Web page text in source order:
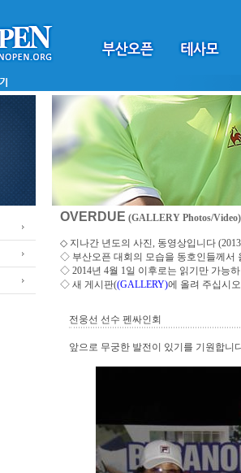
OVERDUE (GALLERY Photos/Video)
◇ 지나간 년도의 사진, 동영상입니다
◇ 부산오픈 대회의 모습을 동호인들께서
◇ 2014년 4월 1일 이후로는 읽기만 가능
◇ 새 게시판((GALLERY)에 올려 주십시오
전웅선 선수 펜싸인회
앞으로 무궁한 발전이 있기를 기원합니